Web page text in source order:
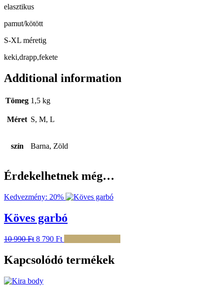
elasztikus
pamut/kötött
S-XL méretig
keki,drapp,fekete
Additional information
Tömeg 1,5 kg
Méret S, M, L
szín Barna, Zöld
Érdekelhetnek még…
Kedvezmény: 20%
Köves garbó
10 990Ft Original
was:
10
8 790 FtCurrent
is:
8
Kapcsolódó termékek